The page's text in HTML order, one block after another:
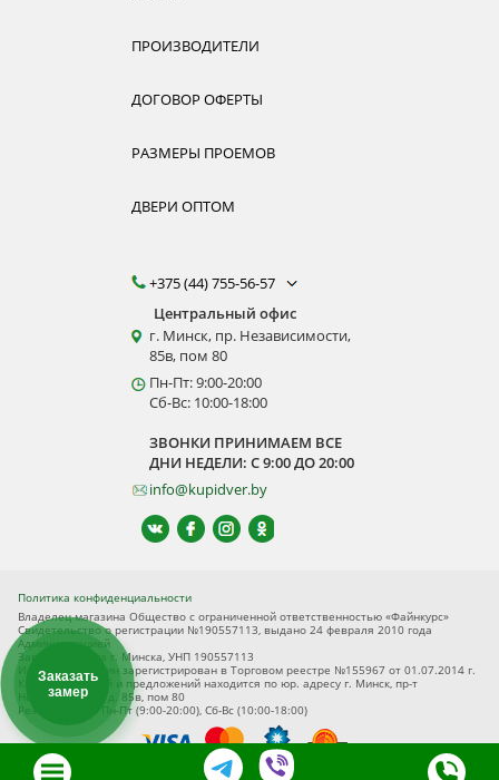
ПРОИЗВОДИТЕЛИ
ДОГОВОР ОФЕРТЫ
РАЗМЕРЫ ПРОЕМОВ
ДВЕРИ ОПТОМ
+375 (44) 755-56-57
Центральный офис
г. Минск, пр. Независимости,
85в, пом 80
Пн-Пт: 9:00-20:00
Сб-Вс: 10:00-18:00
ЗВОНКИ ПРИНИМАЕМ ВСЕ
ДНИ НЕДЕЛИ: С 9:00 ДО 20:00
info@kupidver.by
Политика конфиденциальности
Владелец магазина Общество с ограниченной ответственностью «Файнкурс»
Свидетельство о регистрации №190557113, выдано 24 февраля 2010 года
Администрацией
Заводского р-на г. Минска, УНП 190557113
Интернет-магазин зарегистрирован в Торговом реестре №155967 от 01.07.2014 г.
Книга замечаний и предложений находится по юр. адресу г. Минск, пр-т
Независимости, д. 85в, пом 80
Режим работы Пн-Пт (9:00-20:00), Сб-Вс (10:00-18:00)
Заказать
замер